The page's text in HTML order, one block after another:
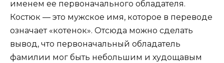
именем ее первоначального обладателя.
Костюк — это мужское имя, которое в переводе
означает «котенок». Отсюда можно сделать
вывод, что первоначальный обладатель
фамилии мог быть небольшим и худощавым